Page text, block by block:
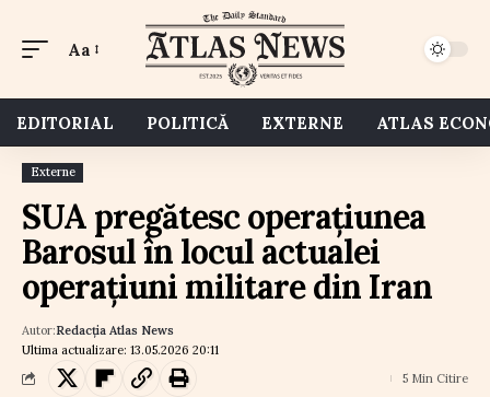
Aa
EDITORIAL POLITICĂ EXTERNE ATLAS
Externe
SUA pregătesc operațiunea
Barosul în locul actualei
operațiuni militare din Iran
Ultima actualizare: 13.05.2026 20:11
Autor:Redacția Atlas News
5 Min Citire